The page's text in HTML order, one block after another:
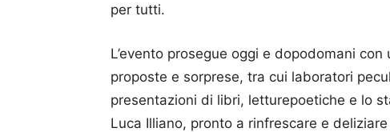
per tutti.
L’evento prosegue oggi e dopodomani
proposte e sorprese, tra cui laboratori
presentazioni di libri, letturepoetiche e lo
Luca Illiano, pronto a rinfrescare e